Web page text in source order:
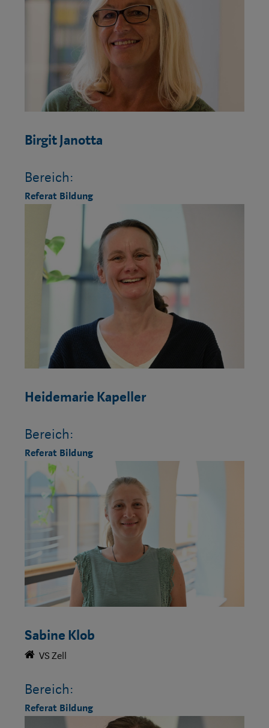
Birgit Janotta
Bereich:
Referat Bildung
Heidemarie Kapeller
Bereich:
Referat Bildung
Sabine Klob
VS Zell
Bereich:
Referat Bildung